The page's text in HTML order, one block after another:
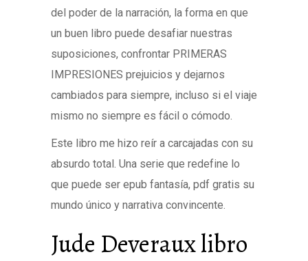
del poder de la narración, la forma en que
un buen libro puede desafiar nuestras
suposiciones, confrontar PRIMERAS
IMPRESIONES prejuicios y dejarnos
cambiados para siempre, incluso si el viaje
mismo no siempre es fácil o cómodo.
Este libro me hizo reír a carcajadas con su
absurdo total. Una serie que redefine lo
que puede ser epub fantasía, pdf gratis su
mundo único y narrativa convincente.
Jude Deveraux libro